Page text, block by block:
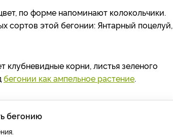
по форме напоминают колокольчики.
сортов этой бегонии: Янтарный поцелуй,
корни, листья зеленого
бегонии как ампельное растение.
бегонию